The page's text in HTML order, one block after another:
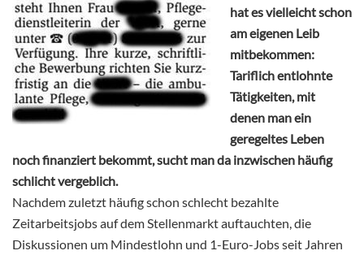
hat es vielleicht schon
am eigenen Leib
mitbekommen:
Tariflich entlohnte
Tätigkeiten, mit
denen man ein
geregeltes Leben
noch finanziert bekommt, sucht man da inzwischen häufig
schlicht vergeblich.
Nachdem zuletzt häufig schon schlecht bezahlte
Zeitarbeitsjobs auf dem Stellenmarkt auftauchten, die
Diskussionen um Mindestlohn und 1-Euro-Jobs seit Jahren